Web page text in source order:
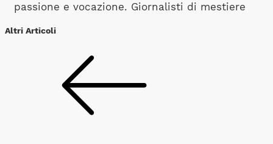
passione e vocazione. Giornalisti di mestiere
Altri Articoli